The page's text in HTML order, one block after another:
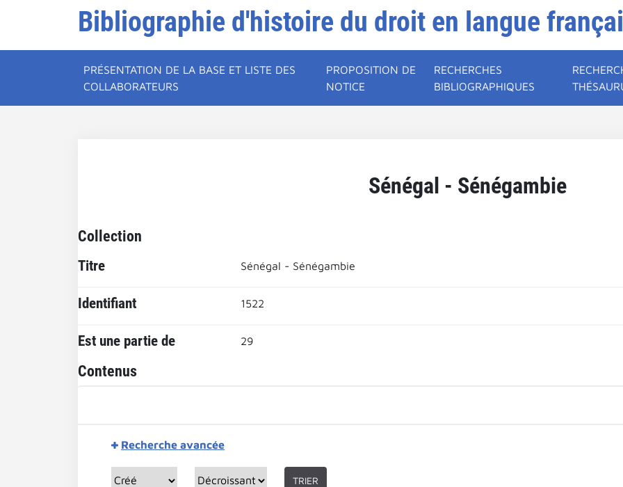
Bibliographie d'histoire du droit en langue
PRÉSENTATION DE LA BASE ET LISTE DES
COLLABORATEURS
PROPOSITION DE
NOTICE
RECHERCHES
BIBLIOGRAPHIQUES
Sénégal - Sénégambie
Collection
Titre Sénégal - Sénégambie
Identifiant 1522
Est une partie de 29
Contenus
Recherche avancée
TRIER